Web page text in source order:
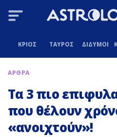
ΚΡΙΟΣ ΤΑΥΡΟΣ ΔΙΔΥΜΟΙ
ΑΡΘΡΑ
Τα 3 πιο
που θέλουν
«ανοιχτούν»!